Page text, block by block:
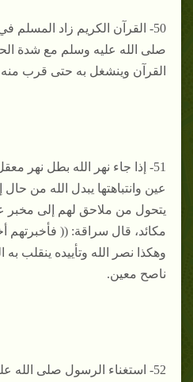
50- القرآن الكريم زاد
صلى الله عليه وسلم مع شدة
القرآن وينشغل به حتى قرب
51- إذا جاء نهر الله بطل نهر
عين وانتباهتها يبدل الله من
يتحول من ملاحق لهم إلى مخبر
مكائد، قال سراقة: (( فأخبرتهم
وهكذا نصر الله وتأييده ينقلب به
ناصح معين.
52- استغناء الرسول صلى